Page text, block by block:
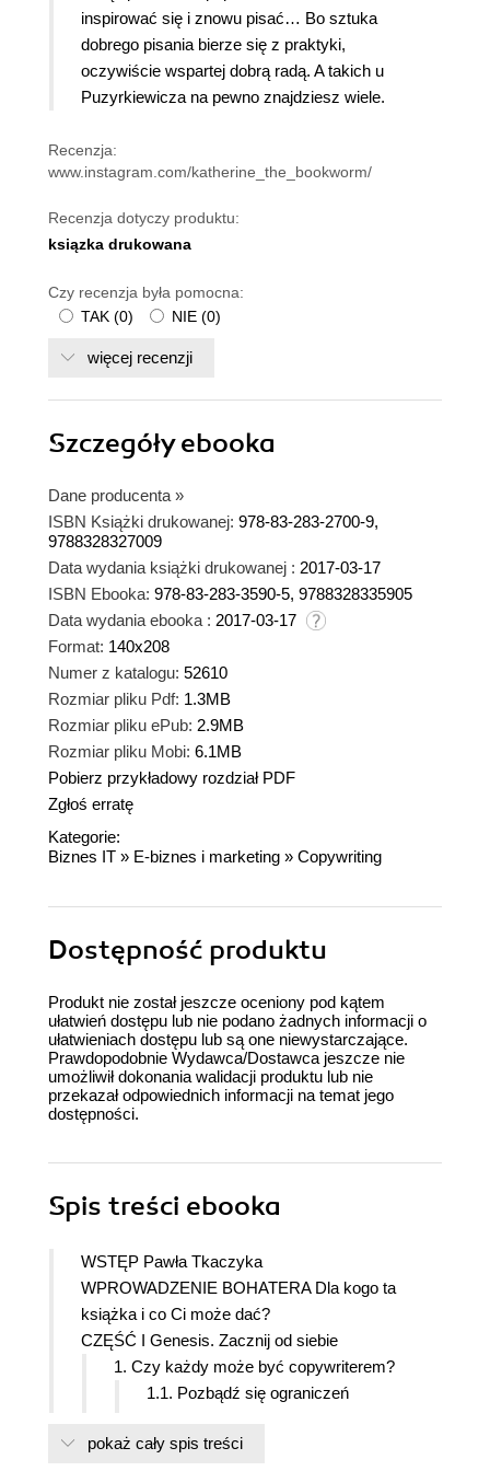
inspirować się i znowu pisać… Bo sztuka
dobrego pisania bierze się z praktyki,
oczywiście wspartej dobrą radą. A takich u
Puzyrkiewicza na pewno znajdziesz wiele.
Recenzja:
www.instagram.com/katherine_the_bookworm/
Recenzja dotyczy produktu:
ksiązka drukowana
Czy recenzja była pomocna:
TAK (0) NIE (0)
więcej recenzji
Szczegółyebooka
Dane producenta »
ISBN Książki drukowanej: 978-83-283-2700-9,
9788328327009
Data wydania książki drukowanej : 2017-03-17
ISBN Ebooka: 978-83-283-3590-5, 9788328335905
Data wydania ebooka : 2017-03-17
Format: 140x208
Numer z katalogu: 52610
Rozmiar pliku Pdf: 1.3MB
Rozmiar pliku ePub: 2.9MB
Rozmiar pliku Mobi: 6.1MB
Pobierz przykładowy rozdział PDF
Zgłoś erratę
Kategorie:
Biznes IT » E-biznes i marketing » Copywriting
Dostępność produktu
Produkt nie został jeszcze oceniony pod kątem
ułatwień dostępu lub nie podano żadnych informacji o
ułatwieniach dostępu lub są one niewystarczające.
Prawdopodobnie Wydawca/Dostawca jeszcze nie
umożliwił dokonania walidacji produktu lub nie
przekazał odpowiednich informacji na temat jego
dostępności.
Spis treści ebooka
WSTĘP Pawła Tkaczyka
WPROWADZENIE BOHATERA Dla kogo ta
książka i co Ci może dać?
CZĘŚĆ I Genesis. Zacznij od siebie
1. Czy każdy może być copywriterem?
1.1. Pozbądź się ograniczeń
1.3. Zasady pracy trzy kapelusze
pokaż cały spis treści